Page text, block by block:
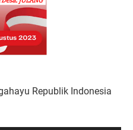
Republik Indonesia